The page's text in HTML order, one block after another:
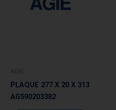
AGIE
PLAQUE 277 X 20 X 313
AG590203382